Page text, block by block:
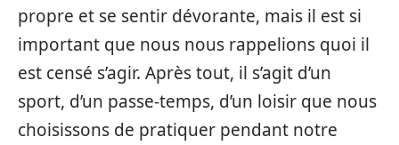
propre et se sentir dévorante, mais il est si
important que nous nous rappelions quoi il
est censé s’agir. Après tout, il s’agit d’un
sport, d’un passe-temps, d’un loisir que nous
choisissons de pratiquer pendant notre